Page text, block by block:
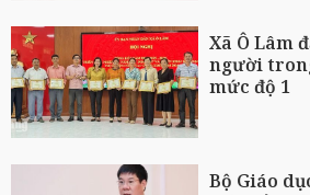
Xã Ô Lâm
người
mức độ 1
Bộ Giáo